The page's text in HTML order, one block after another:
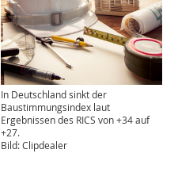
In Deutschland sinkt der
Baustimmungsindex laut
Ergebnissen des RICS von +34 auf
+27.
Bild: Clipdealer